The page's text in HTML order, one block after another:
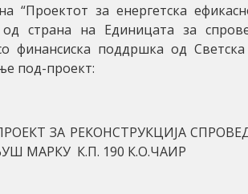
“Проектот за енергетска
од страна на Единицата за
финансиска поддршка од
под-проект:
ЗА РЕКОНСТРУКЦИЈА
МАРКУ К.П. 190 К.О.ЧАИР